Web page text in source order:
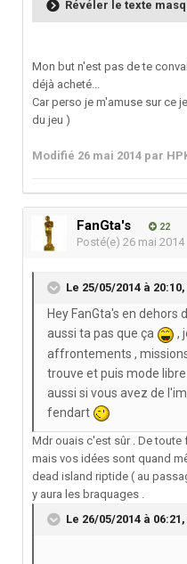
Révéler le texte
Mon but n'est pas de te
déjà acheté...
Car perso je m'amuse sur ce
du jeu )
Modifié 26 mai 2014 par
FanGta's 22
Posté(e) 26 mai 2014
Le 25/05/2014 à
Hey FanGta's en dehors
aussi ta pas que ça
,
affrontements ,
trouve et puis mode
aussi si vous avez de
fendart
Mdr ouais c'est sûr . De toute
mais vos idées sont quand
dead island riptide ( au
y aura les braquages .
Le 26/05/2014 à